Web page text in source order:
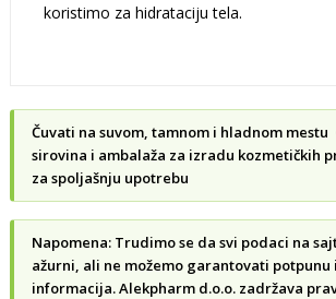
koristimo za hidrataciju tela.
Čuvati na suvom, tamnom i hladnom mestu
sirovina i ambalaža za izradu kozmetičkih
za spoljašnju upotrebu
Napomena: Trudimo se da svi podaci na
ažurni, ali ne možemo garantovati potpunu
informacija. Alekpharm d.o.o. zadržava